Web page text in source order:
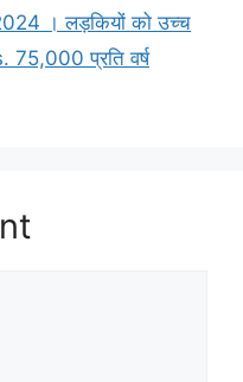
। लड़कियों को उच्च
75,000 प्रति वर्ष